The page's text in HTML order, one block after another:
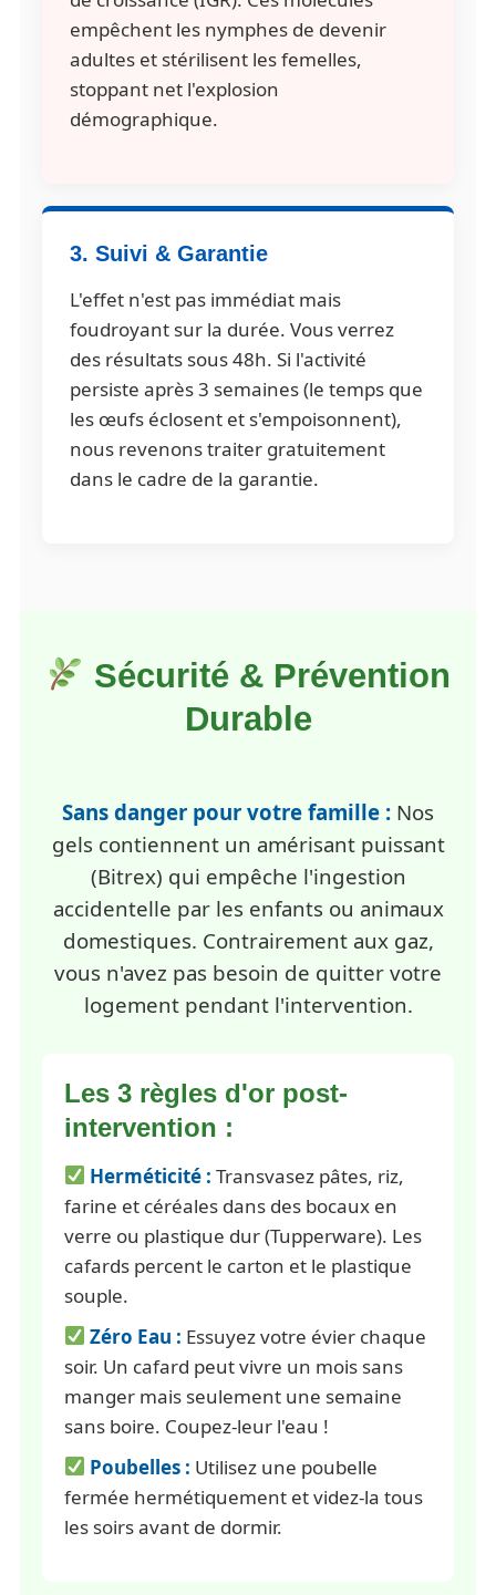
empêchent les nymphes de devenir
adultes et stérilisent les femelles,
stoppant net l'explosion
démographique.
3. Suivi & Garantie
L'effet n'est pas immédiat mais
foudroyant sur la durée. Vous verrez
des résultats sous 48h. Si l'activité
persiste après 3 semaines (le temps que
les œufs éclosent et s'empoisonnent),
nous revenons traiter gratuitement
dans le cadre de la garantie.
Sécurité & Prévention
Durable
Sans danger pour votre famille : Nos
gels contiennent un amérisant puissant
(Bitrex) qui empêche l'ingestion
accidentelle par les enfants ou animaux
domestiques. Contrairement aux gaz,
vous n'avez pas besoin de quitter votre
logement pendant l'intervention.
Les 3 règles d'or post-
intervention :
Herméticité : Transvasez pâtes, riz,
farine et céréales dans des bocaux en
verre ou plastique dur (Tupperware). Les
cafards percent le carton et le plastique
souple.
Zéro Eau : Essuyez votre évier chaque
soir. Un cafard peut vivre un mois sans
manger mais seulement une semaine
sans boire. Coupez-leur l'eau !
Poubelles : Utilisez une poubelle
fermée hermétiquement et videz-la tous
les soirs avant de dormir.